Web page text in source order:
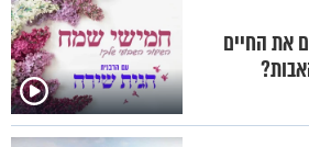
את החיים